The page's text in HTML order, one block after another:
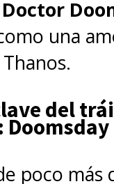
una
del
Doomsday
poco más